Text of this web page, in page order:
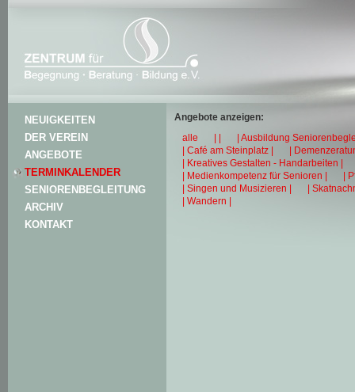
NEUIGKEITEN
DER VEREIN
ANGEBOTE
TERMINKALENDER
SENIORENBEGLEITUNG
ARCHIV
KONTAKT
Angebote anzeigen:
alle
| |
| Ausbildung
| Café am Steinplatz |
|
| Kreatives Gestalten - Handarbeiten |
| Medienkompetenz für Senioren |
|
| Singen und Musizieren |
|
| Wandern |